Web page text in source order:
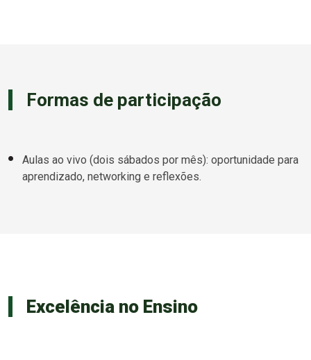
Formas de participação
Aulas ao vivo (dois sábados por mês): oportunidade para
aprendizado, networking e reflexões.
Excelência no Ensino